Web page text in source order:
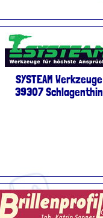
SYSTEAM Werkzeuge
39307 Schlagenthin